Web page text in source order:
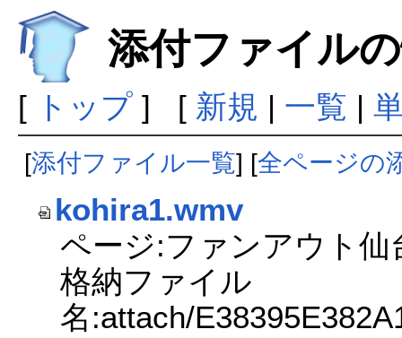
添付ファイル
[ トップ] [ 新規 | 一覧 |
[添付ファイル一覧] [全ページの
kohira1.wmv
ページ:ファンアウト仙
格納ファイル
名:attach/